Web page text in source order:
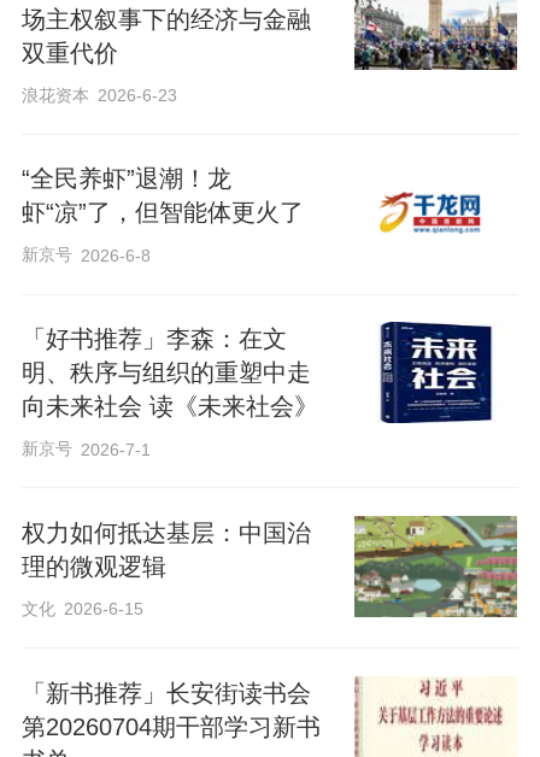
场主权叙事下的经济与金融
双重代价
浪花资本 2026-6-23
“全民养虾”退潮！龙
虾“凉”了，但智能体更火了
新京号 2026-6-8
「好书推荐」李森：在文
明、秩序与组织的重塑中走
向未来社会 读《未来社会》
新京号 2026-7-1
权力如何抵达基层：中国治
理的微观逻辑
文化 2026-6-15
「新书推荐」长安街读书会
第20260704期干部学习新书